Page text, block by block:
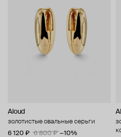
Aloud
золотистые овальные серьги
6 120 ₽
6 800 ₽ −10%